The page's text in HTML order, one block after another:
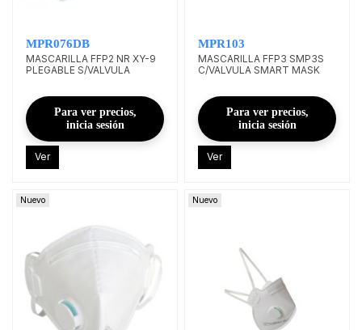
MPR076DB
MASCARILLA FFP2 NR XY-9
PLEGABLE S/VALVULA
Para ver precios,
inicia sesión
Ver
MPR103
MASCARILLA FFP3 SMP3S
C/VALVULA SMART MASK
Para ver precios,
inicia sesión
Ver
Nuevo Nuevo